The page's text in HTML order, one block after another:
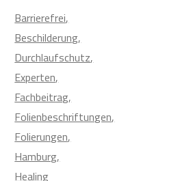
Barrierefrei
Beschilderung
Durchlaufschutz
Experten
Fachbeitrag
Folienbeschriftungen
Folierungen
Hamburg
Healing